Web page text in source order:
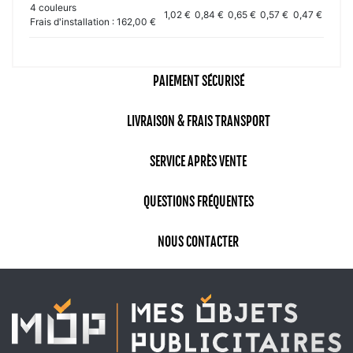
4 couleurs
Frais d'installation : 162,00 €
1,02 € 0,84 € 0,65 € 0,57 € 0,47 €
PAIEMENT SÉCURISÉ
LIVRAISON & FRAIS TRANSPORT
SERVICE APRÈS VENTE
QUESTIONS FRÉQUENTES
NOUS CONTACTER